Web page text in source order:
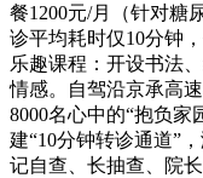
餐1200元/月（针对糖
诊平均耗时仅10分钟
乐趣课程：开设书法
情感。自驾沿京承高
8000名心中的“抱负
建“10分钟转诊通道”
记自查、长抽查、院